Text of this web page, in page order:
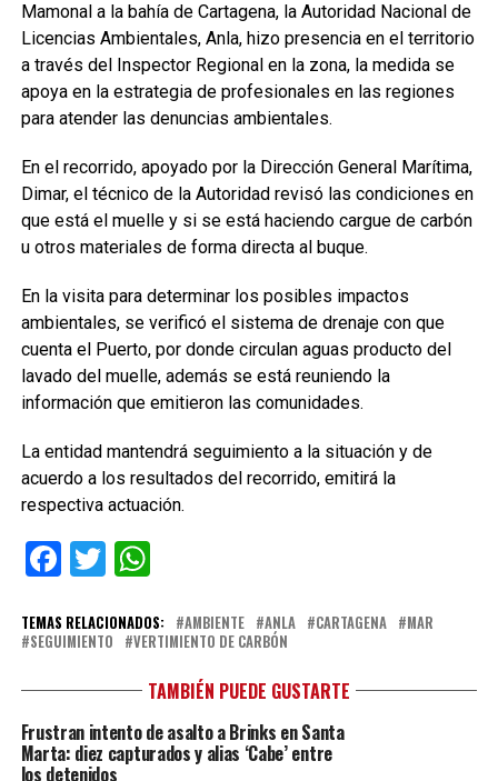
Mamonal a la bahía de Cartagena, la Autoridad Nacional de
Licencias Ambientales, Anla, hizo presencia en el territorio
a través del Inspector Regional en la zona, la medida se
apoya en la estrategia de profesionales en las regiones
para atender las denuncias ambientales.
En el recorrido, apoyado por la Dirección General Marítima,
Dimar, el técnico de la Autoridad revisó las condiciones en
que está el muelle y si se está haciendo cargue de carbón
u otros materiales de forma directa al buque.
En la visita para determinar los posibles impactos
ambientales, se verificó el sistema de drenaje con que
cuenta el Puerto, por donde circulan aguas producto del
lavado del muelle, además se está reuniendo la
información que emitieron las comunidades.
La entidad mantendrá seguimiento a la situación y de
acuerdo a los resultados del recorrido, emitirá la
respectiva actuación.
Facebook
TwitterWhatsApp
TEMAS RELACIONADOS: AMBIENTE ANLA CARTAGENA
MAR
SEGUIMIENTO
VERTIMIENTO DE CARBÓN
TAMBIÉN PUEDE GUSTARTE
Frustran intento de asalto a Brinks en Santa
Marta: diez capturados y alias ‘Cabe’ entre
los detenidos